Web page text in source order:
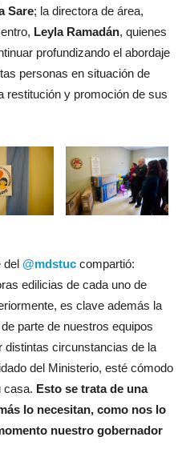
Sare; la directora de área,
Leyla Ramadán, quienes
profundizando el abordaje
personas en situación de
restitución y promoción de sus
del @mdstuc compartió:
edilicias de cada uno de
es clave además la
parte de nuestros equipos
distintas circunstancias de la
del Ministerio, esté cómodo
casa. Esto se trata de una
lo necesitan, como nos lo
nuestro gobernador